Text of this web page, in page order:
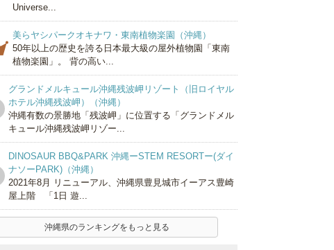
Universe...
美らヤシパークオキナワ・東南植物楽園（沖縄）
50年以上の歴史を誇る日本最大級の屋外植物園「東南
植物楽園」。 背の高い...
グランドメルキュール沖縄残波岬リゾート（旧ロイヤル
ホテル沖縄残波岬）（沖縄）
沖縄有数の景勝地「残波岬」に位置する「グランドメル
キュール沖縄残波岬リゾー...
DINOSAUR BBQ&PARK 沖縄ーSTEM RESORTー(ダイ
ナソーPARK)（沖縄）
2021年8月 リニューアル、沖縄県豊見城市イーアス豊崎
屋上階 「1日 遊...
沖縄県のランキングをもっと見る